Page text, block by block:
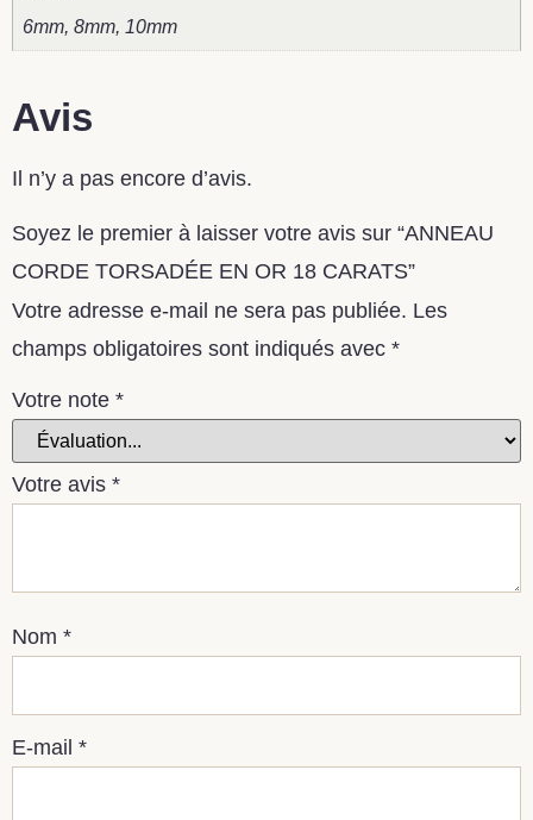
6mm, 8mm, 10mm
Avis
Il n’y a pas encore d’avis.
Soyez le premier à laisser votre avis sur “ANNEAU
CORDE TORSADÉE EN OR 18 CARATS”
Votre adresse e-mail ne sera pas publiée. Les
champs obligatoires sont indiqués avec *
Votre note *
Votre avis *
Nom *
E-mail *